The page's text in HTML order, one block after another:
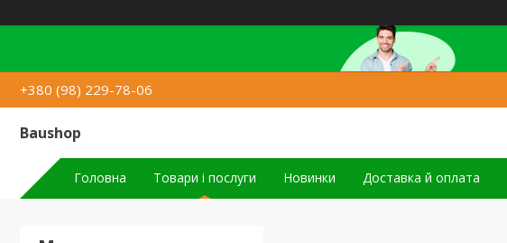
+380 (98) 229-78-06
Baushop
Головна Товари і послуги Новинки Доставка й оплата